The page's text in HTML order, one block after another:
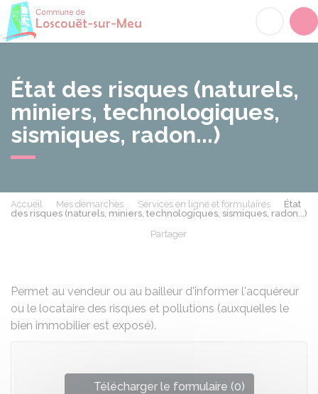
État des risques (naturels,
miniers, technologiques,
sismiques, radon...)
Accueil Mes démarches Services en ligne et formulaires
État
des risques (naturels, miniers, technologiques, sismiques, radon...)
Partager
Permet au vendeur ou au bailleur d'informer l'acquéreur
ou le locataire des risques et pollutions (auxquelles le
bien immobilier est exposé).
Télécharger le formulaire (0)